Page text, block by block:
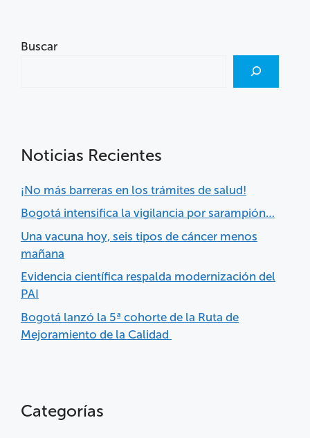
Buscar
Noticias Recientes
¡No más barreras en los trámites de salud!
Bogotá intensifica la vigilancia por sarampión…
Una vacuna hoy, seis tipos de cáncer menos
mañana
Evidencia científica respalda modernización del
PAI
Bogotá lanzó la 5ª cohorte de la Ruta de
Mejoramiento de la Calidad
Categorías